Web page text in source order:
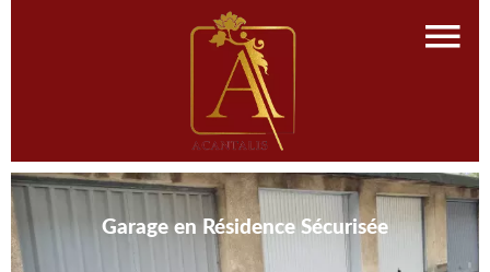
Garage en Résidence Sécurisée